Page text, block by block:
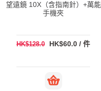
望遠鏡 10X（含指南針）+萬能
手機夾
HK$128.0 HK$60.0 / 件